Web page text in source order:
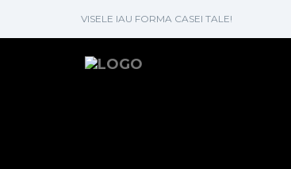
VISELE IAU FORMA CASEI TALE!